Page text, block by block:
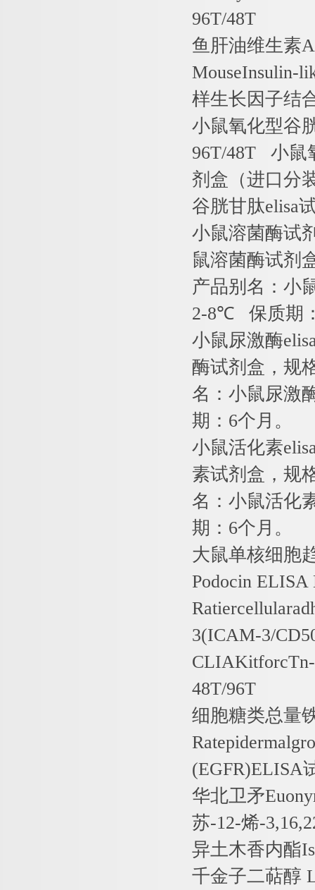
96T/48T
鱼肝油维生素A
MouseInsulin-
样生长因子结
小鼠氧化型谷
96T/48T 小鼠
剂盒（进口分
谷胱甘肽elisa
小鼠溶菌酶试
鼠溶菌酶试剂
产品别名：小
2-8℃
保质期
小鼠尿激酶
酶试剂盒，规
名：小鼠尿激
期： 6个月。
小鼠活化素
素试剂盒，规
名：小鼠活化
期： 6个月。
大鼠单核细胞
Podocin
3(ICAM-3/
48T/96T
细胞糖类总量
(EGFR)ELISA
华北卫矛
苏-12-烯-
异土木香内酯
千金子二萜醇